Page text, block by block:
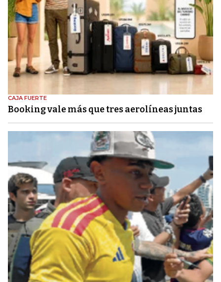
CAJA FUERTE
Booking vale más que tres aerolíneas juntas